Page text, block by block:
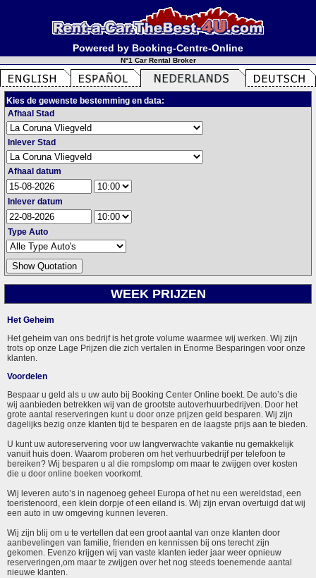
Powered by Booking-Centre-Online
N°1 Car Rental Broker
Kies de gewenste bestemming en data:
Afhaal Stad
Inlever Stad
Afhaal datum
Inlever datum
Type Auto
WEEK PRIJZEN
Het Geheim
Het geheim van ons bedrijf is het grote volume waarmee wij werken. Wij zijn
trots op onze Lage Prijzen die zich vertalen in Enorme Besparingen voor onze
klanten.
Voordelen
Bespaar u geld als u uw auto bij Booking Center Online boekt. De auto’s die
wij aanbieden betrekken wij van de grootste autoverhuurbedrijven. Door het
grote aantal reserveringen kunt u door onze prijzen geld besparen. Wij zijn
dagelijks bezig onze klanten tijd te besparen en de laagste prijs aan te bieden.
U kunt uw autoreservering voor uw langverwachte vakantie nu gemakkelijk
vanuit huis doen. Waarom proberen om het verhuurbedrijf per telefoon te
bereiken? Wij besparen u al die rompslomp om maar te zwijgen over kosten
die u door online boeken voorkomt.
Wij leveren auto’s in nagenoeg geheel Europa of het nu een wereldstad, een
toeristenoord, een klein dorpje of een eiland is. Wij zijn ervan overtuigd dat wij
een auto in uw omgeving kunnen leveren.
Wij zijn blij om u te vertellen dat een groot aantal van onze klanten door
aanbevelingen van familie, frienden en kennissen bij ons terecht zijn
gekomen. Evenzo krijgen wij van vaste klanten ieder jaar weer opnieuw
reserveringen,om maar te zwijgen over het nog steeds toenemende aantal
nieuwe klanten.